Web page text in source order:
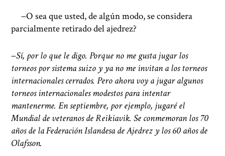
−O sea que usted, de algún modo, se considera
parcialmente retirado del ajedrez?
−Sí, por lo que le digo. Porque no me gusta jugar los
torneos por sistema suizo y ya no me invitan a los torneos
internacionales cerrados. Pero ahora voy a jugar algunos
torneos internacionales modestos para intentar
mantenerme. En septiembre, por ejemplo, jugaré el
Mundial de veteranos de Reikiavik. Se conmemoran los 70
años de la Federación Islandesa de Ajedrez y los 60 años de
Olafsson.